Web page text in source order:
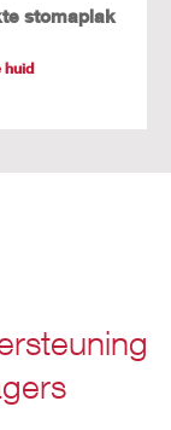
stomaplak
huid